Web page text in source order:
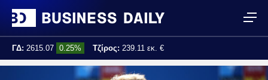
ΓΔ: 2615.07 0.25% Τζίρος: 239.11 εκ. €
17:25:01